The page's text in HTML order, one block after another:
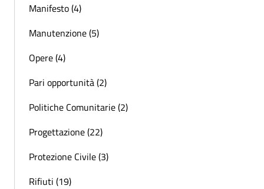
Manifesto (4)
Manutenzione (5)
Opere (4)
Pari opportunità (2)
Politiche Comunitarie (2)
Progettazione (22)
Protezione Civile (3)
Rifiuti (19)